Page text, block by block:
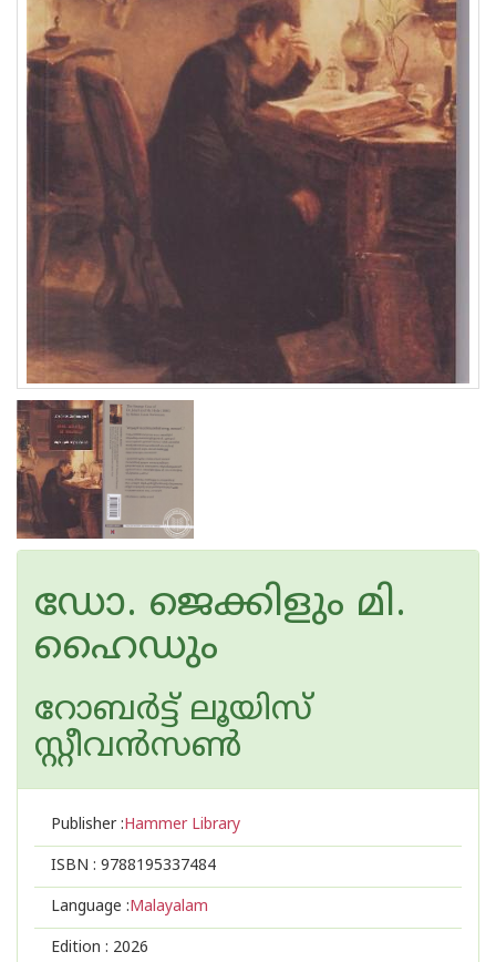
ഡോ. ജെക്കിളും മി.
ഹൈഡും
റോബര്‍ട്ട് ലൂയിസ്
സ്റ്റീവന്‍സണ്‍
Publisher :Hammer Library
ISBN : 9788195337484
Language :Malayalam
Edition : 2026